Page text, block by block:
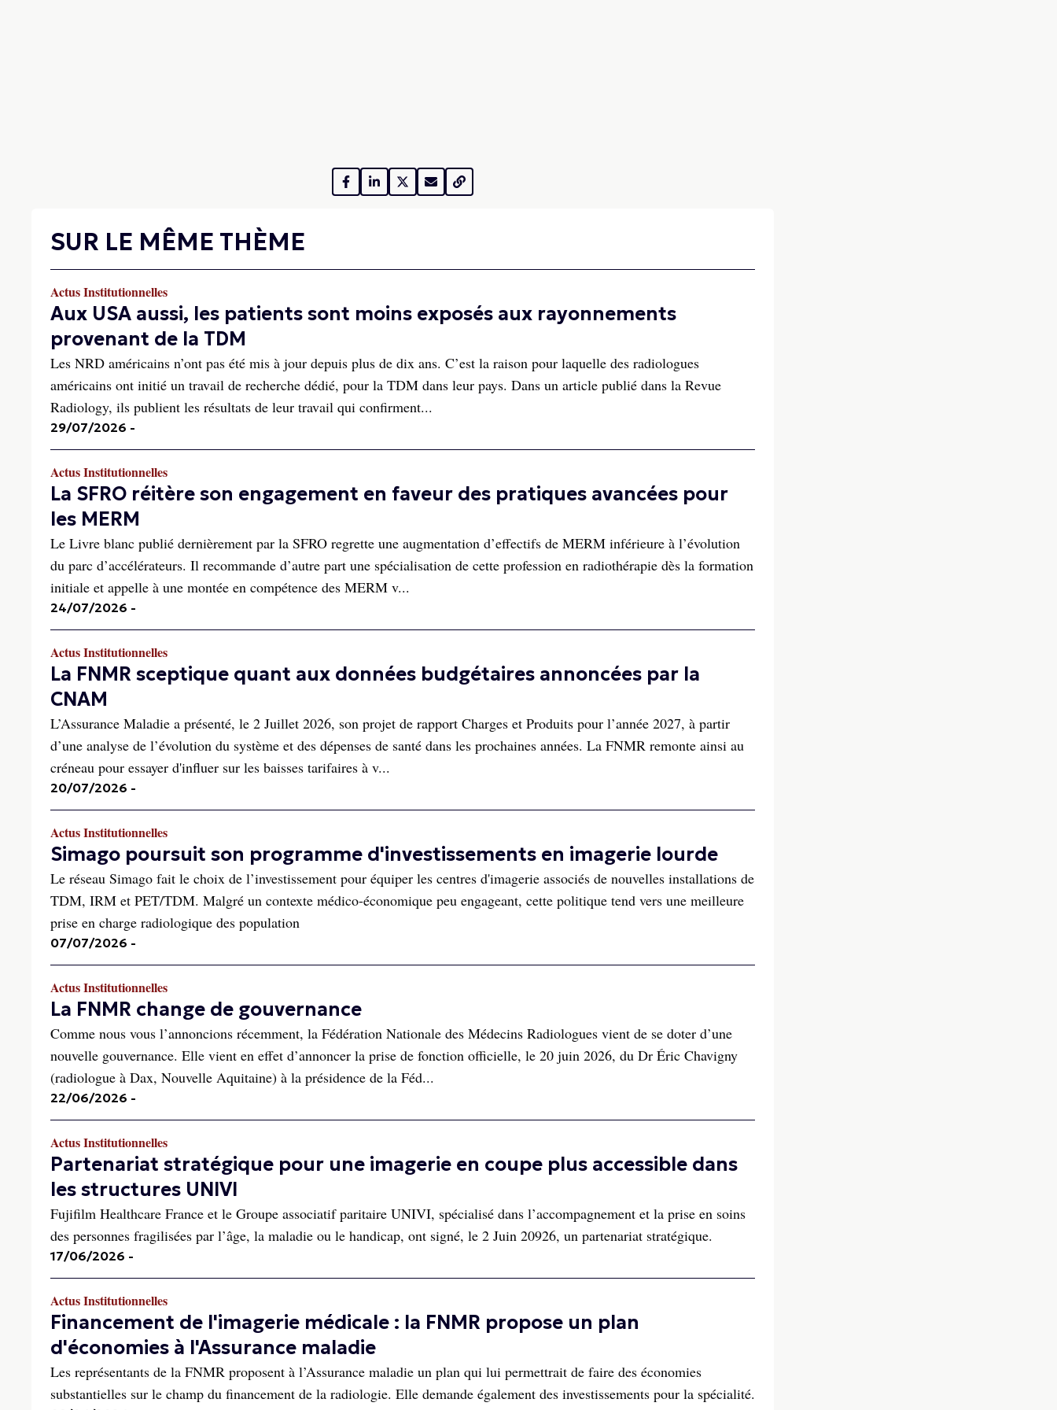
SUR LE MÊME THÈME
Actus Institutionnelles
Aux USA aussi, les patients sont moins exposés aux rayonnements
provenant de la TDM
Les NRD américains n’ont pas été mis à jour depuis plus de dix ans. C’est la raison pour laquelle des radiologues
américains ont initié un travail de recherche dédié, pour la TDM dans leur pays. Dans un article publié dans la Revue
Radiology, ils publient les résultats de leur travail qui confirment...
29/07/2026 -
Actus Institutionnelles
La SFRO réitère son engagement en faveur des pratiques avancées pour
les MERM
Le Livre blanc publié dernièrement par la SFRO regrette une augmentation d’effectifs de MERM inférieure à l’évolution
du parc d’accélérateurs. Il recommande d’autre part une spécialisation de cette profession en radiothérapie dès la formation
initiale et appelle à une montée en compétence des MERM v...
24/07/2026 -
Actus Institutionnelles
La FNMR sceptique quant aux données budgétaires annoncées par la
CNAM
L’Assurance Maladie a présenté, le 2 Juillet 2026, son projet de rapport Charges et Produits pour l’année 2027, à partir
d’une analyse de l’évolution du système et des dépenses de santé dans les prochaines années. La FNMR remonte ainsi au
créneau pour essayer d'influer sur les baisses tarifaires à v...
20/07/2026 -
Actus Institutionnelles
Simago poursuit son programme d'investissements en imagerie lourde
Le réseau Simago fait le choix de l’investissement pour équiper les centres d'imagerie associés de nouvelles installations de
TDM, IRM et PET/TDM. Malgré un contexte médico-économique peu engageant, cette politique tend vers une meilleure
prise en charge radiologique des population
07/07/2026 -
Actus Institutionnelles
La FNMR change de gouvernance
Comme nous vous l’annoncions récemment, la Fédération Nationale des Médecins Radiologues vient de se doter d’une
nouvelle gouvernance. Elle vient en effet d’annoncer la prise de fonction officielle, le 20 juin 2026, du Dr Éric Chavigny
(radiologue à Dax, Nouvelle Aquitaine) à la présidence de la Féd...
22/06/2026 -
Actus Institutionnelles
Partenariat stratégique pour une imagerie en coupe plus accessible dans
les structures UNIVI
Fujifilm Healthcare France et le Groupe associatif paritaire UNIVI, spécialisé dans l’accompagnement et la prise en soins
des personnes fragilisées par l’âge, la maladie ou le handicap, ont signé, le 2 Juin 20926, un partenariat stratégique.
17/06/2026 -
Actus Institutionnelles
Financement de l'imagerie médicale : la FNMR propose un plan
d'économies à l'Assurance maladie
Les représentants de la FNMR proposent à l’Assurance maladie un plan qui lui permettrait de faire des économies
substantielles sur le champ du financement de la radiologie. Elle demande également des investissements pour la spécialité.